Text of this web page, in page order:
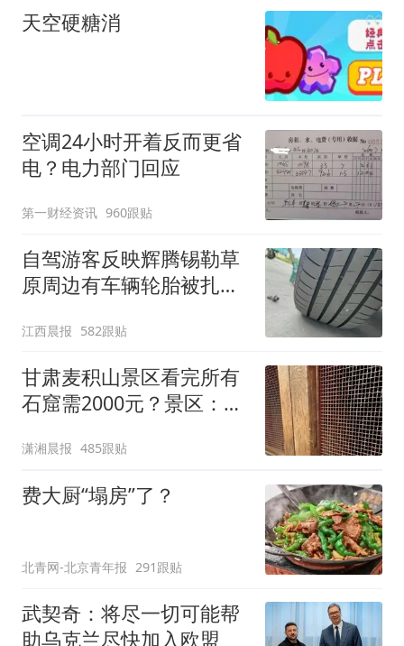
天空硬糖消
空调24小时开着反而更省
电？电力部门回应
第一财经资讯 960跟贴
自驾游客反映辉腾锡勒草
原周边有车辆轮胎被扎，
元，官方发布情况通报
江西晨报 582跟贴
甘肃麦积山景区看完所有
石窟需2000元？景区：部
可按需买
潇湘晨报 485跟贴
费大厨“塌房”了？
北青网-北京青年报 291跟贴
武契奇：将尽一切可能帮
助乌克兰尽快加入欧盟